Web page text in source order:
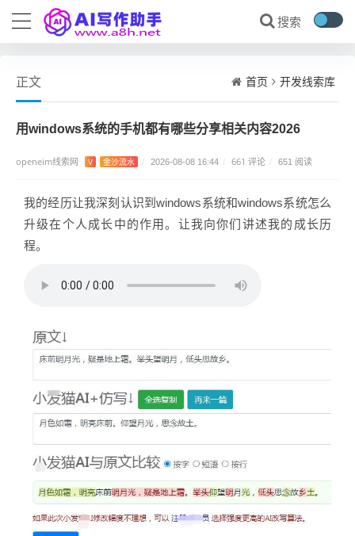
正文 首页 开发线索库
用windows系统的手机都有哪些分享相关内容2026
openeim线索网 V 金沙流水 / 2026-08-08 16:44 / 661 评论 / 651 阅读
我的经历让我深刻认识到windows系统和windows系统怎么
升级在个人成长中的作用。让我向你们讲述我的成长历
程。